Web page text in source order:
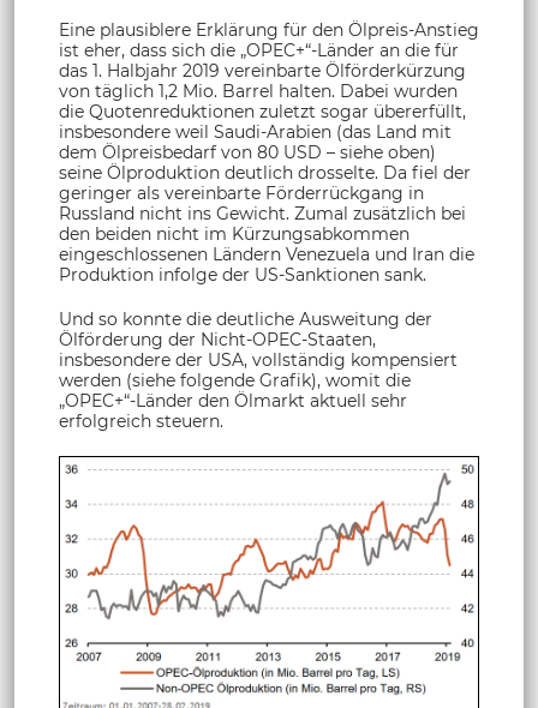
Eine plausiblere Erklärung für den Ölpreis-Anstieg
ist eher, dass sich die „OPEC+“-Länder an die für
das 1. Halbjahr 2019 vereinbarte Ölförderkürzung
von täglich 1,2 Mio. Barrel halten. Dabei wurden
die Quotenreduktionen zuletzt sogar übererfüllt,
insbesondere weil Saudi-Arabien (das Land mit
dem Ölpreisbedarf von 80 USD – siehe oben)
seine Ölproduktion deutlich drosselte. Da fiel der
geringer als vereinbarte Förderrückgang in
Russland nicht ins Gewicht. Zumal zusätzlich bei
den beiden nicht im Kürzungsabkommen
eingeschlossenen Ländern Venezuela und Iran die
Produktion infolge der US-Sanktionen sank.
Und so konnte die deutliche Ausweitung der
Ölförderung der Nicht-OPEC-Staaten,
insbesondere der USA, vollständig kompensiert
werden (siehe folgende Grafik), womit die
„OPEC+“-Länder den Ölmarkt aktuell sehr
erfolgreich steuern.